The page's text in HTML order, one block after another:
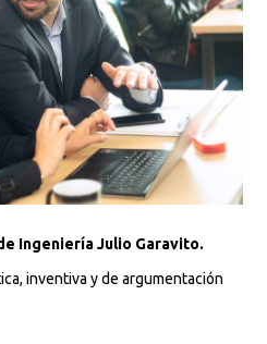
Ingeniería Julio Garavito.
inventiva y de argumentación